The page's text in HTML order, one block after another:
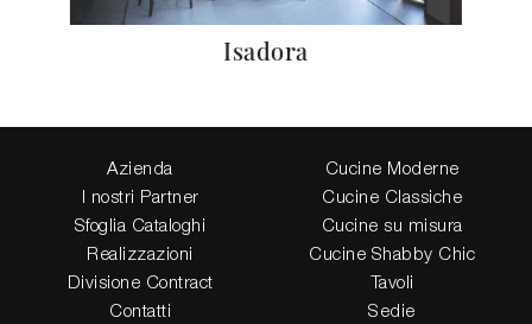
Isadora
Azienda
I nostri Partner
Sfoglia Cataloghi
Realizzazioni
Divisione Contract
Contatti
Cucine Moderne
Cucine Classiche
Cucine su misura
Cucine Shabby Chic
Tavoli
Sedie